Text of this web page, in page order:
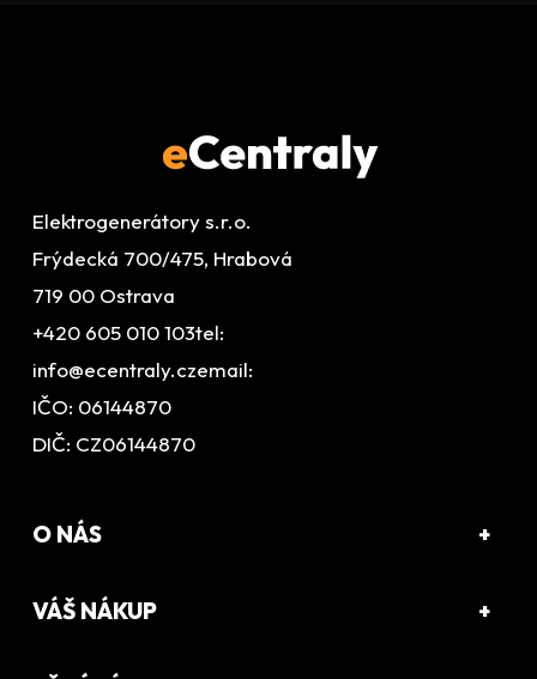
Elektrogenerátory s.r.o.
Frýdecká 700/475, Hrabová
719 00 Ostrava
tel:
+420 605 010 103
email:
info@ecentraly.cz
IČO: 06144870
DIČ: CZ06144870
O NÁS
VÁŠ NÁKUP